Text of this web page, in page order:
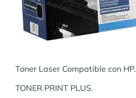
Toner Laser Compatible con HP.
TONER PRINT PLUS.